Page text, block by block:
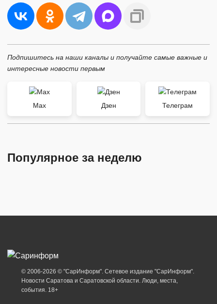
Подпишитесь на наши каналы и получайте самые важные и
интересные новости первым
Max Дзен Телеграм
Популярное за неделю
© 2006-2026 © "СарИнформ". Сетевое издание "СарИнформ".
Новости Саратова и Саратовской области. Люди, места,
события. 18+